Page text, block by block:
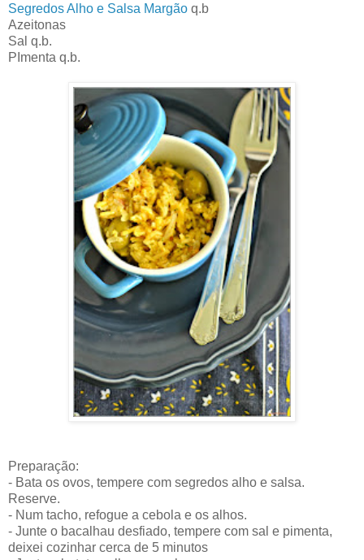
Segredos Alho e Salsa Margão q.b
Azeitonas
Sal q.b.
PImenta q.b.
Preparação:
- Bata os ovos, tempere com segredos alho e salsa.
Reserve.
- Num tacho, refogue a cebola e os alhos.
- Junte o bacalhau desfiado, tempere com sal e pimenta,
deixei cozinhar cerca de 5 minutos